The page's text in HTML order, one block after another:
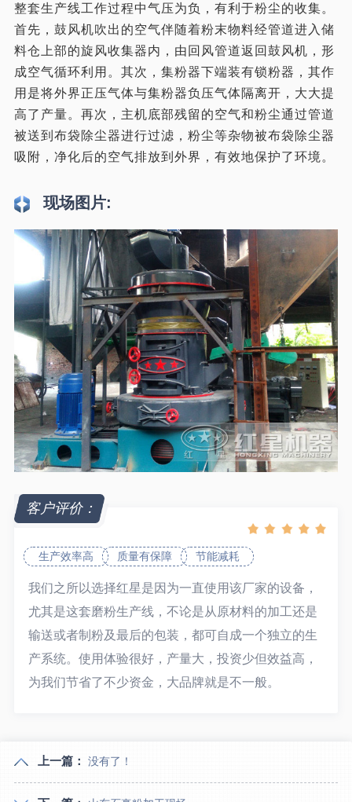
整套生产线工作过程中气压为负，有利于粉尘的收集。
首先，鼓风机吹出的空气伴随着粉末物料经管道进入储
料仓上部的旋风收集器内，由回风管道返回鼓风机，形
成空气循环利用。其次，集粉器下端装有锁粉器，其作
用是将外界正压气体与集粉器负压气体隔离开，大大提
高了产量。再次，主机底部残留的空气和粉尘通过管道
被送到布袋除尘器进行过滤，粉尘等杂物被布袋除尘器
吸附，净化后的空气排放到外界，有效地保护了环境。
现场图片:
客户评价：
生产效率高 质量有保障 节能减耗
我们之所以选择红星是因为一直使用该厂家的设备，
尤其是这套磨粉生产线，不论是从原材料的加工还是
输送或者制粉及最后的包装，都可自成一个独立的生
产系统。使用体验很好，产量大，投资少但效益高，
为我们节省了不少资金，大品牌就是不一般。
上一篇： 没有了！